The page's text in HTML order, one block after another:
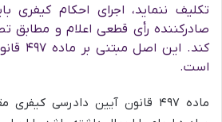
تکلیف ننماید، اجرای احکام کیفری
صادرکننده رأی قطعی اعلام و مطابق
کند.
است.
ماده ۴۹۷ قانون آیین دادرسی